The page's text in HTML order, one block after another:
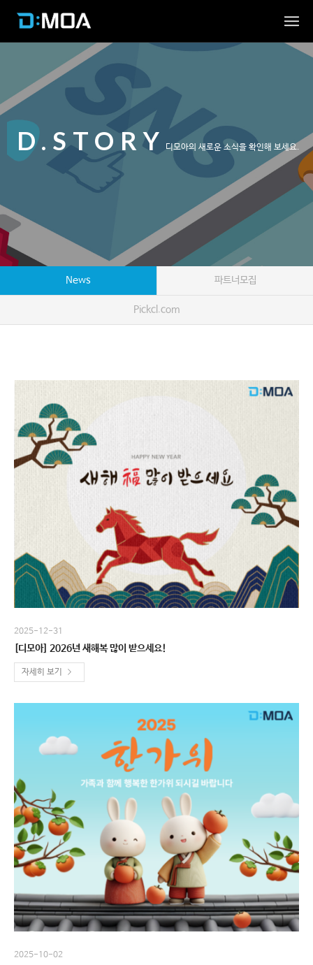
D.STORY 디모아의 새로운 소식을 확인해 보세요.
News 파트너모집
Pickcl.com
[디모아] 2026년 새해복 많이 받으세요!
2025-12-31
자세히 보기
2025-10-02